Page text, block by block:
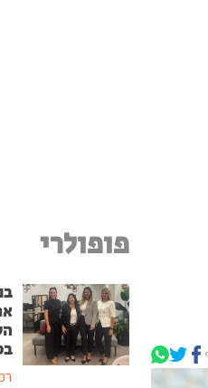
פופולרי